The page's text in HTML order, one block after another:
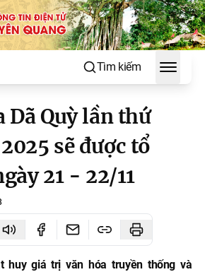
Tìm kiếm
Toggle
Dã Quỳ lần thứ
sẽ được tổ
21 - 22/11
huy giá trị văn hóa truyền thống và